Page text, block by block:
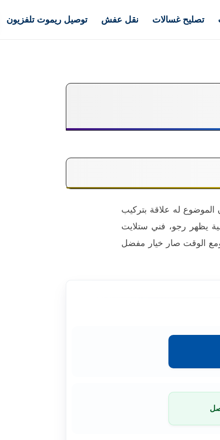
تصليح غسالات نقل عفش توصيل ريموت تلفزيون
له علاقة بتركيب
يظهر رجو، فني ستلايت
ومع الوقت صار خيار مفضل